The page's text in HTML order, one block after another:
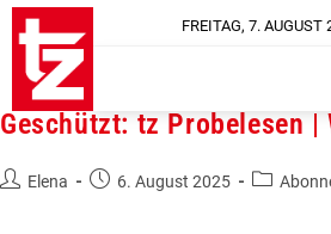
FREITAG, 7. AUGUST
Geschützt: tz Probelesen |
Elena 6. August 2025